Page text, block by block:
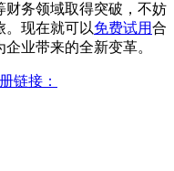
财务领域取得突破，不妨
。现在就可以免费试用合
业带来的全新变革。
链接：